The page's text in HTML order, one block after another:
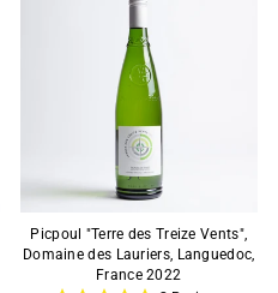
Picpoul "Terre des Treize Vents",
Domaine des Lauriers, Languedoc,
France 2022